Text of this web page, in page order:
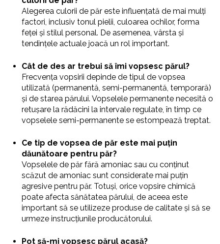
Alegerea culorii de păr este influențată de mai mulți
factori, inclusiv tonul pielii, culoarea ochilor, forma
feței și stilul personal. De asemenea, vârsta și
tendințele actuale joacă un rol important.
Cât de des ar trebui să îmi vopsesc părul?
Frecvența vopsirii depinde de tipul de vopsea
utilizată (permanentă, semi-permanentă, temporară)
și de starea părului. Vopselele permanente necesită o
retușare la rădăcini la intervale regulate, în timp ce
vopselele semi-permanente se estompează treptat.
Ce tip de vopsea de păr este mai puțin
dăunătoare pentru păr?
Vopselele de păr fără amoniac sau cu conținut
scăzut de amoniac sunt considerate mai puțin
agresive pentru păr. Totuși, orice vopsire chimică
poate afecta sănătatea părului, de aceea este
important să se utilizeze produse de calitate și să se
urmeze instrucțiunile producătorului.
Pot să-mi vopsesc părul acasă?